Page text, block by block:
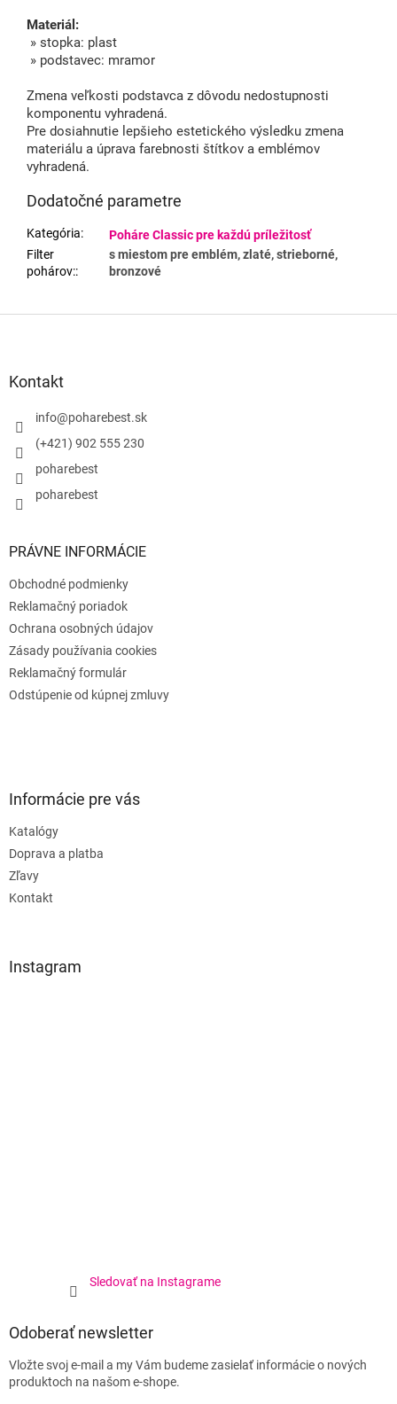
Materiál:
» stopka: plast
» podstavec: mramor
Zmena veľkosti podstavca z dôvodu nedostupnosti
komponentu vyhradená.
Pre dosiahnutie lepšieho estetického výsledku zmena
materiálu a úprava farebnosti štítkov a emblémov
vyhradená.
Dodatočné parametre
Kategória:
Poháre Classic pre každú príležitosť
Filter
pohárov::
s miestom pre emblém, zlaté, strieborné,
bronzové
Kontakt
info@poharebest.sk
(+421) 902 555 230
poharebest
poharebest
PRÁVNE INFORMÁCIE
Obchodné podmienky
Reklamačný poriadok
Ochrana osobných údajov
Zásady používania cookies
Reklamačný formulár
Odstúpenie od kúpnej zmluvy
Informácie pre vás
Katalógy
Doprava a platba
Zľavy
Kontakt
Instagram
Sledovať na Instagrame
Odoberať newsletter
Vložte svoj e-mail a my Vám budeme zasielať informácie o nových
produktoch na našom e-shope.